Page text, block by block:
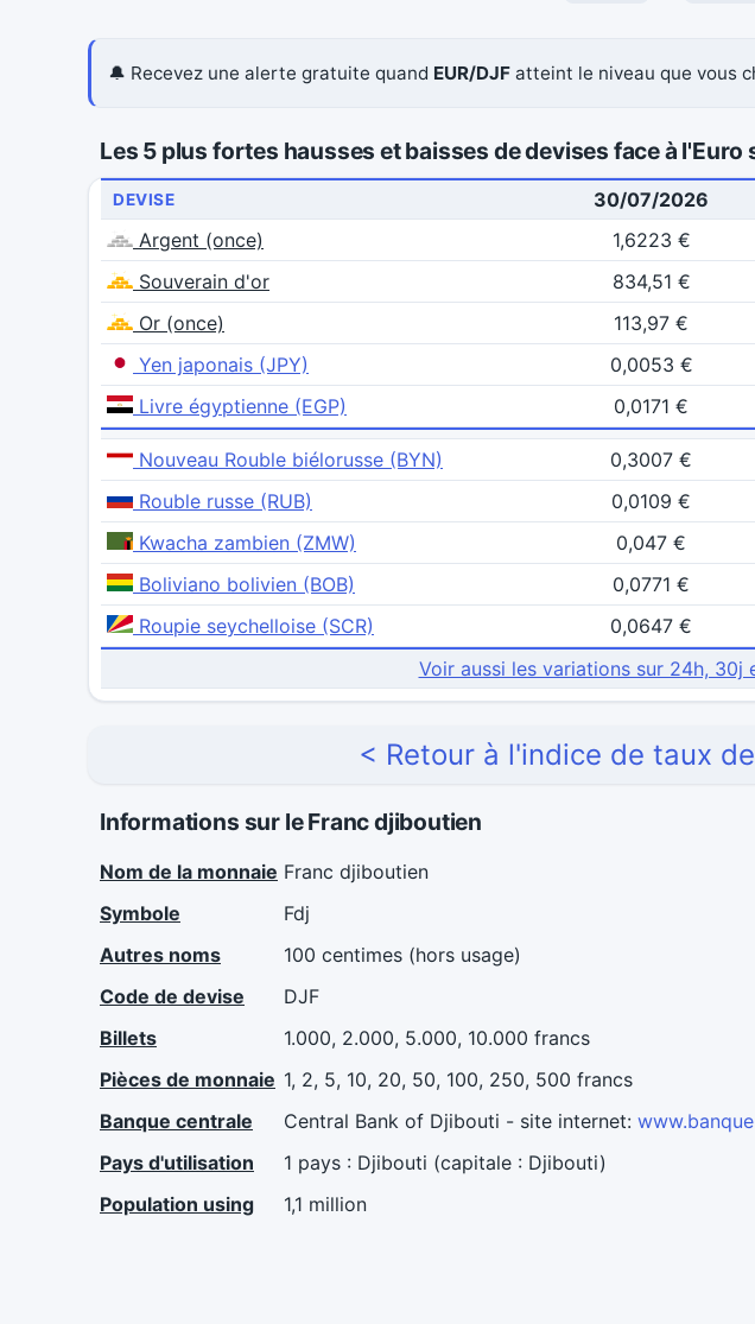
🔔 Recevez une alerte gratuite quand EUR/DJF atteint le niveau que vous
Les 5 plus fortes hausses et baisses de devises face à
DEVISE 30/07/2026
Argent (once)
1,6223 €
Souverain d'or 834,51 €
Or (once) 113,97 €
Yen japonais (JPY) 0,0053 €
Livre égyptienne (EGP) 0,0171 €
Nouveau Rouble biélorusse (BYN) 0,3007 €
Rouble russe (RUB) 0,0109 €
Kwacha zambien (ZMW) 0,047 €
Boliviano bolivien (BOB) 0,0771 €
Roupie seychelloise (SCR) 0,0647 €
Voir aussi les variations sur 24h, 30j
< Retour à l'indice de taux
Informations sur le Franc djiboutien
Nom de la monnaie Franc djiboutien
Symbole
Fdj
Autres noms
100 centimes (hors usage)
Code de devise
DJF
Billets
1.000, 2.000, 5.000, 10.000 francs
Pièces de monnaie 1, 2, 5, 10, 20, 50, 100, 250, 500 francs
Banque centrale
Central Bank of Djibouti - site internet:
Pays d'utilisation
1 pays : Djibouti (capitale : Djibouti)
Population using
1,1 million